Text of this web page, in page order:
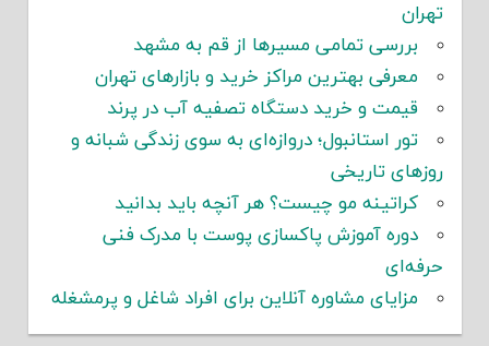
تهران
بررسی تمامی مسیرها از قم به مشهد
معرفی بهترین مراکز خرید و بازارهای تهران
قیمت و خرید دستگاه تصفیه آب در پرند
تور استانبول؛ دروازه‌ای به سوی زندگی شبانه و
روزهای تاریخی
کراتینه مو چیست؟ هر آنچه باید بدانید
دوره آموزش پاکسازی پوست با مدرک فنی
حرفه‌ای
مزایای مشاوره آنلاین برای افراد شاغل و پرمشغله